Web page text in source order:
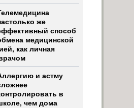
же
способ
медицинской
как личная
и астму
в
чем дома